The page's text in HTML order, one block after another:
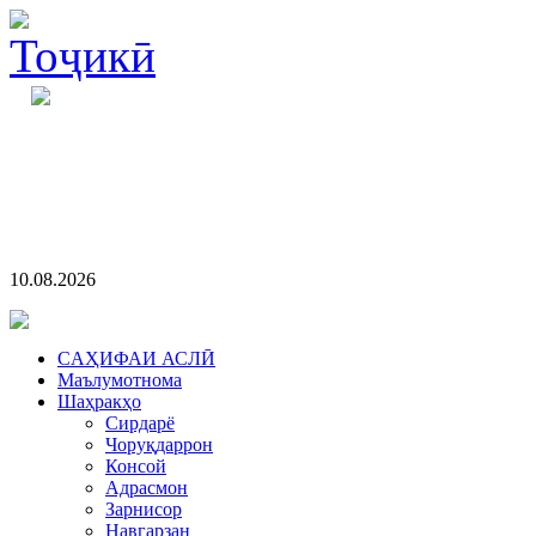
10.08.2026
CАҲИФАИ АСЛӢ
Маълумотнома
Шаҳракҳо
Сирдарё
Чоруқдаррон
Консой
Адрасмон
Зарнисор
Навгарзан